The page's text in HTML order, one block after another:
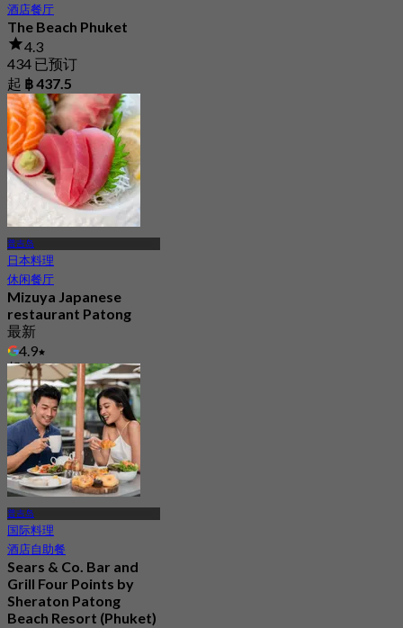
酒店餐厅
The Beach Phuket
4.3
434 已预订
起 ฿ 437.5
普吉岛
日本料理
休闲餐厅
Mizuya Japanese
restaurant Patong
最新
4.9
起฿ 390
普吉岛
国际料理
酒店自助餐
Sears & Co. Bar and
Grill Four Points by
Sheraton Patong
Beach Resort (Phuket)